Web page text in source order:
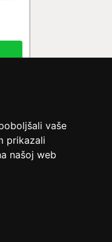
vaše
prikazali
našoj web